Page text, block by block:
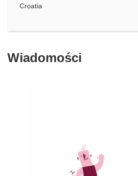
Croatia
Wiadomości